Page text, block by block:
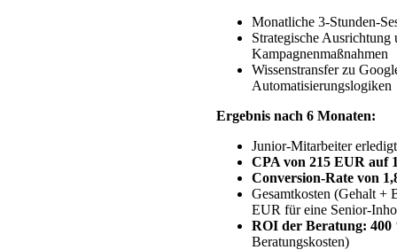
Monatliche 3-Stunden-
Strategische
Kampagnenmaßnahmen
Wissenstransfer zu
Automatisierungslogiken
Ergebnis nach 6 Monaten:
Junior-Mitarbeiter
CPA von 215 EUR auf
Conversion-Rate von
Gesamtkosten (Gehalt +
EUR für eine Senior-
ROI der Beratung: 400
Beratungskosten)